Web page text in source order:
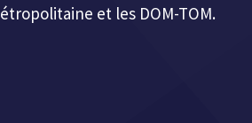
et les DOM-TOM.